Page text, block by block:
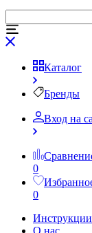
Каталог
Бренды
Вход на
0
0
Инструкции
О нас